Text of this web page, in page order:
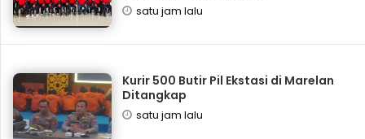
satu jam lalu
Kurir 500 Butir Pil Ekstasi di Marelan
Ditangkap
satu jam lalu